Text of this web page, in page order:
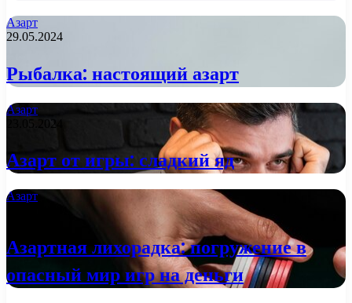
Азарт
29.05.2024
Рыбалка: настоящий азарт
Азарт
23.05.2024
Азарт от игры: сладкий яд
Азарт
Азартная лихорадка: погружение в
опасный мир игр на деньги